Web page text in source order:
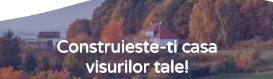
Construieste-ti casa
visurilor tale!